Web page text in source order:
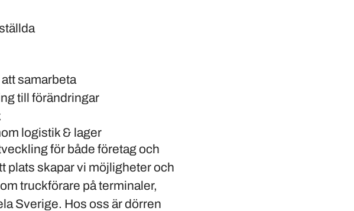
samarbeta
till förändringar
logistik & lager
för både företag och
plats skapar vi möjligheter och
truckförare på terminaler,
Sverige. Hos oss är dörren